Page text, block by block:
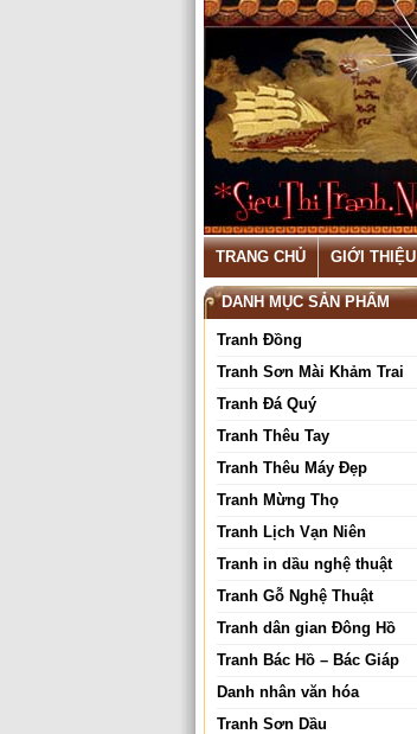
TRANG CHỦ GIỚI THIỆU
DANH MỤC SẢN PHẨM
Tranh Đồng
Tranh Sơn Mài Khảm Trai
Tranh Đá Quý
Tranh Thêu Tay
Tranh Thêu Máy Đẹp
Tranh Mừng Thọ
Tranh Lịch Vạn Niên
Tranh in dầu nghệ thuật
Tranh Gỗ Nghệ Thuật
Tranh dân gian Đông Hồ
Tranh Bác Hồ – Bác Giáp
Danh nhân văn hóa
Tranh Sơn Dầu